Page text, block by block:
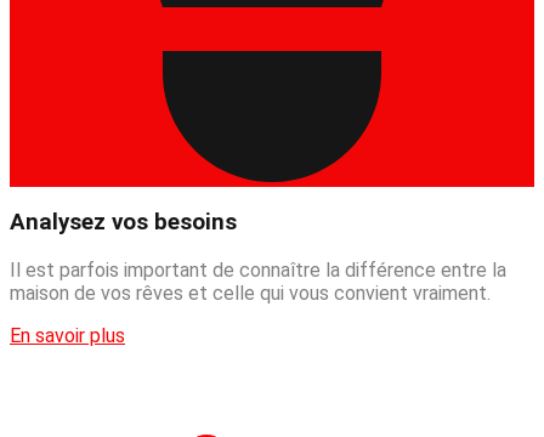
Analysez vos besoins
Il est parfois important de connaître la différence entre la
maison de vos rêves et celle qui vous convient vraiment.
En savoir plus